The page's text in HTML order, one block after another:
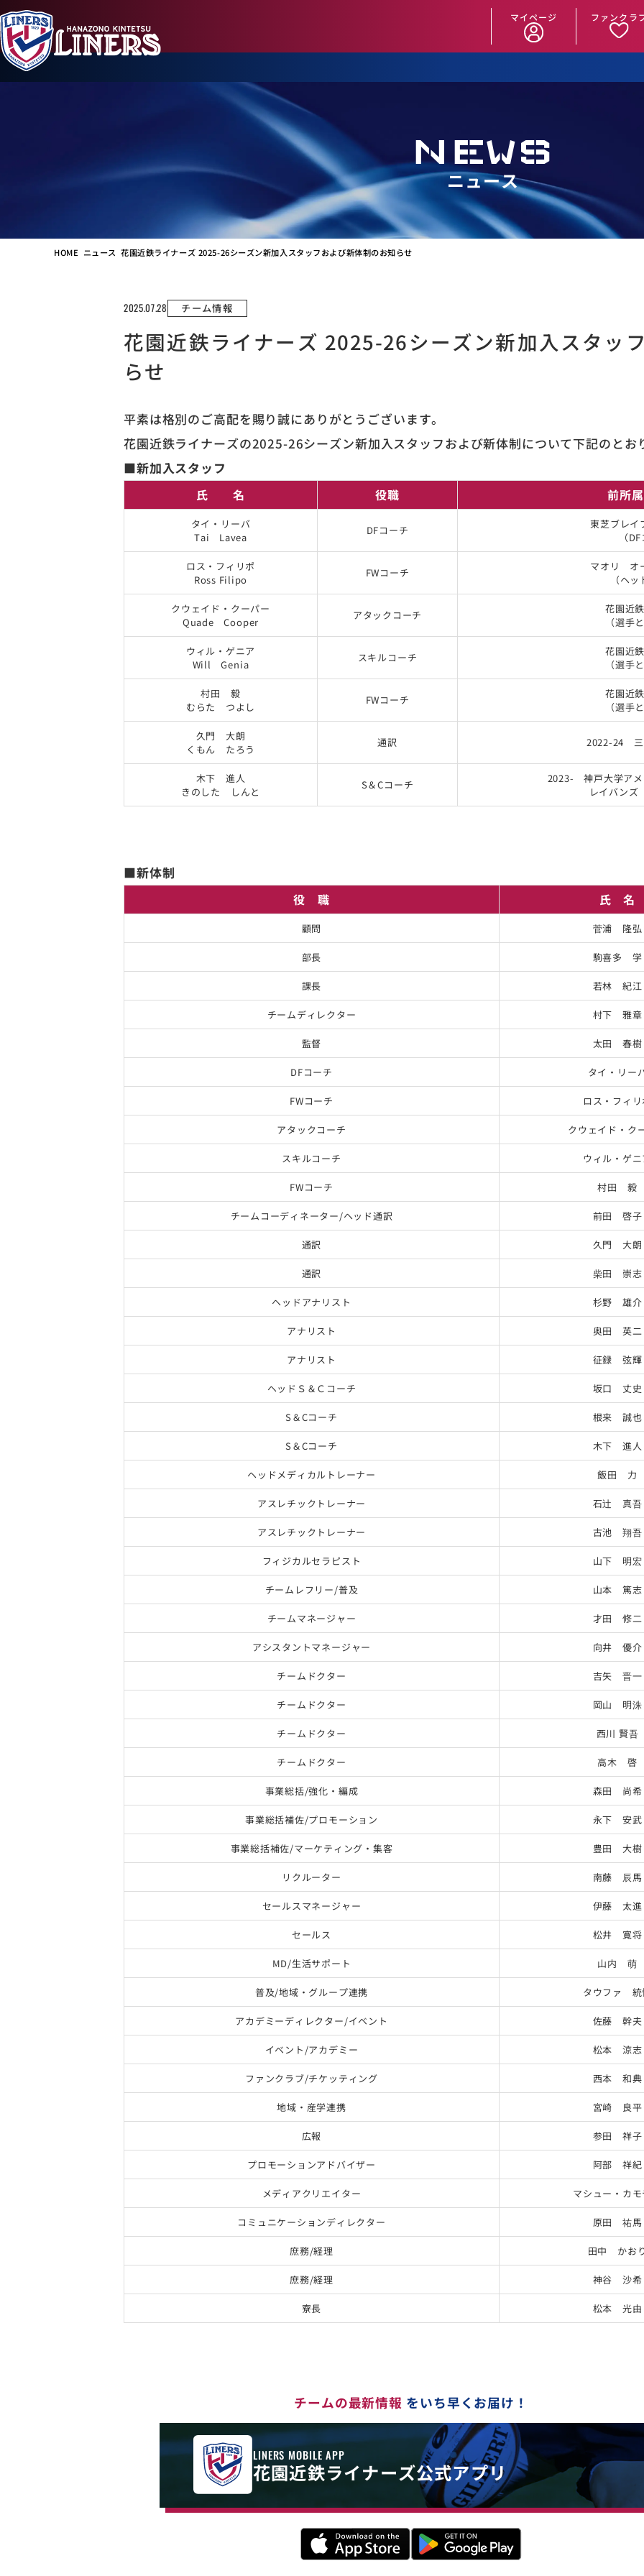
マイページ ファンクラ
NEWS
ニュース
HOME ニュース 花園近鉄ライナーズ 2025-26シーズン新加入スタッフおよび新体制のお知らせ
2025.07.28 チーム情報
花園近鉄ライナーズ 2025-26シーズン新加入スタッ
らせ
平素は格別のご高配を賜り誠にありがとうございます。
花園近鉄ライナーズの2025-26シーズン新加入スタッフおよび新体制について下記のとお
■新加入スタッフ
氏 名 役職 前所
タイ・リーバ
Tai Lavea
DFコーチ
東芝ブレイ
（
ロス・フィリポ
Ross Filipo
FWコーチ
マオリ オ
（ヘ
クウェイド・クーパー
Quade Cooper
アタックコーチ
花園近
（選手
ウィル・ゲニア
Will Genia
スキルコーチ
花園近
（選手
村田 毅
むらた つよし
FWコーチ
花園近
（選手
久門 大朗
くもん たろう
通訳 2022-24 三
木下 進人
きのした しんと
S＆Cコーチ
2023- 神戸大学ア
レイバンズ
■新体制
役 職 氏 名
顧問 菅浦 隆弘
部長 駒喜多 学
課長 若林 紀江
チームディレクター 村下 雅章
監督 太田 春樹
DFコーチ タイ・リー
FWコーチ ロス・フィ
アタックコーチ クウェイド・ク
スキルコーチ ウィル・ゲ
FWコーチ 村田 毅
チームコーディネーター/ヘッド通訳 前田 啓子
通訳 久門 大朗
通訳 柴田 崇志
ヘッドアナリスト 杉野 雄介
アナリスト 奥田 英二
アナリスト 征録 弦輝
ヘッドＳ＆Ｃコーチ 坂口 丈史
S＆Cコーチ 根来 誠也
S＆Cコーチ 木下 進人
ヘッドメディカルトレーナー 飯田 力
アスレチックトレーナー 石辻 真吾
アスレチックトレーナー 古池 翔吾
フィジカルセラピスト 山下 明宏
チームレフリー/普及 山本 篤志
チームマネージャー 才田 修二
アシスタントマネージャー 向井 優介
チームドクター 吉矢 晋一
チームドクター 岡山 明洙
チームドクター 西川 賢吾
チームドクター 高木 啓
事業総括/強化・編成 森田 尚希
事業総括補佐/プロモーション 永下 安武
事業総括補佐/マーケティング・集客 豊田 大樹
リクルーター 南藤 辰馬
セールスマネージャー 伊藤 太進
セールス 松井 寛将
MD/生活サポート 山内 萌
普及/地域・グループ連携 タウファ 統
アカデミーディレクター/イベント 佐藤 幹夫
イベント/アカデミー 松本 涼志
ファンクラブ/チケッティング 西本 和典
地域・産学連携 宮崎 良平
広報 参田 祥子
プロモーションアドバイザー 阿部 祥紀
メディアクリエイター マシュー・カ
コミュニケーションディレクター 原田 祐馬
庶務/経理 田中 かお
庶務/経理 神谷 沙希
寮長 松本 光由
チームの最新情報 をいち早くお届け！
LINERS MOBILE APP
花園近鉄ライナーズ公式アプリ